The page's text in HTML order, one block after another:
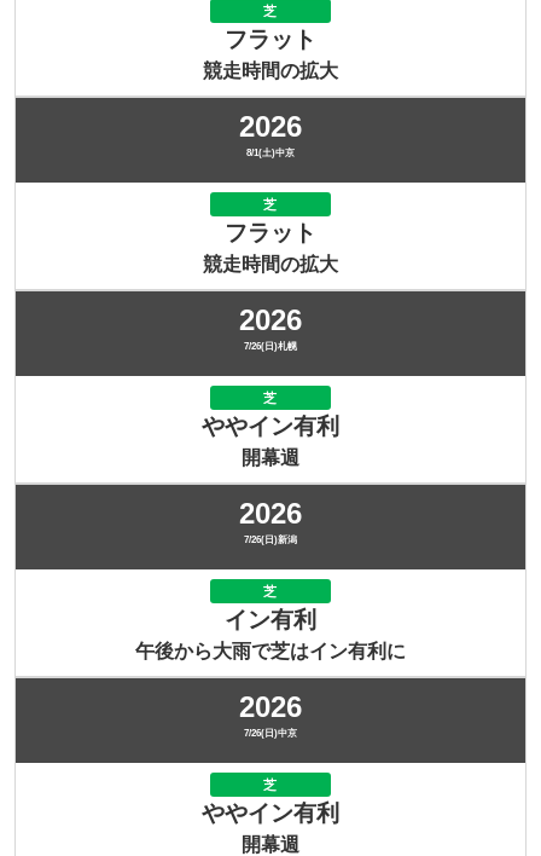
芝
フラット
競走時間の拡大
2026
8/1(土)中京
芝
フラット
競走時間の拡大
2026
7/26(日)札幌
芝
ややイン有利
開幕週
2026
7/26(日)新潟
芝
イン有利
午後から大雨で芝はイン有利に
2026
7/26(日)中京
芝
ややイン有利
開幕週